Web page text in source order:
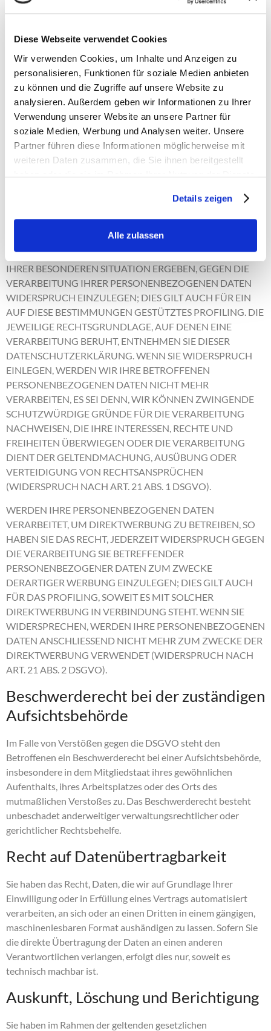
Diese Webseite verwendet Cookies
Wir verwenden Cookies, um Inhalte und Anzeigen zu
personalisieren, Funktionen für soziale Medien anbieten
zu können und die Zugriffe auf unsere Website zu
analysieren. Außerdem geben wir Informationen zu Ihrer
Verwendung unserer Website an unsere Partner für
soziale Medien, Werbung und Analysen weiter. Unsere
Partner führen diese Informationen möglicherweise mit
weiteren Daten zusammen, die Sie ihnen bereitgestellt
haben oder die sie im Rahmen Ihrer Nutzung der Dienste
Details zeigen
Alle zulassen
Widerruf Ihrer Einwilligung zur
Viele Datenverarbeitungsvorgänge sind nur mit Ihrer
ausdrücklichen Einwilligung möglich. Sie können eine bereits
erteilte Einwilligung jederzeit widerrufen. Die Rechtmäßigkeit
der bis zum Widerruf erfolgten Datenverarbeitung bleibt vom
Widerruf unberührt.
Widerspruchsrecht gegen die
Datenerhebung in besonderen Fällen
sowie gegen Direktwerbung (Art. 21
WENN DIE DATENVERARBEITUNG AUF GRUNDLAGE VON
ART. 6 ABS. 1 LIT. E ODER F DSGVO ERFOLGT, HABEN SIE
JEDERZEIT DAS RECHT, AUS GRÜNDEN, DIE SICH AUS
IHRER BESONDEREN SITUATION ERGEBEN, GEGEN DIE
VERARBEITUNG IHRER PERSONENBEZOGENEN DATEN
WIDERSPRUCH EINZULEGEN; DIES GILT AUCH FÜR EIN
AUF DIESE BESTIMMUNGEN GESTÜTZTES PROFILING. DIE
JEWEILIGE RECHTSGRUNDLAGE, AUF DENEN EINE
VERARBEITUNG BERUHT, ENTNEHMEN SIE DIESER
DATENSCHUTZERKLÄRUNG. WENN SIE WIDERSPRUCH
EINLEGEN, WERDEN WIR IHRE BETROFFENEN
PERSONENBEZOGENEN DATEN NICHT MEHR
VERARBEITEN, ES SEI DENN, WIR KÖNNEN ZWINGENDE
SCHUTZWÜRDIGE GRÜNDE FÜR DIE VERARBEITUNG
NACHWEISEN, DIE IHRE INTERESSEN, RECHTE UND
FREIHEITEN ÜBERWIEGEN ODER DIE VERARBEITUNG
DIENT DER GELTENDMACHUNG, AUSÜBUNG ODER
VERTEIDIGUNG VON RECHTSANSPRÜCHEN
(WIDERSPRUCH NACH ART. 21 ABS. 1 DSGVO).
WERDEN IHRE PERSONENBEZOGENEN DATEN
VERARBEITET, UM DIREKTWERBUNG ZU BETREIBEN, SO
HABEN SIE DAS RECHT, JEDERZEIT WIDERSPRUCH GEGEN
DIE VERARBEITUNG SIE BETREFFENDER
PERSONENBEZOGENER DATEN ZUM ZWECKE
DERARTIGER WERBUNG EINZULEGEN; DIES GILT AUCH
FÜR DAS PROFILING, SOWEIT ES MIT SOLCHER
DIREKTWERBUNG IN VERBINDUNG STEHT. WENN SIE
WIDERSPRECHEN, WERDEN IHRE PERSONENBEZOGENEN
DATEN ANSCHLIESSEND NICHT MEHR ZUM ZWECKE DER
DIREKTWERBUNG VERWENDET (WIDERSPRUCH NACH
ART. 21 ABS. 2 DSGVO).
Beschwerde­recht bei der zuständigen
Aufsichts­behörde
Im Falle von Verstößen gegen die DSGVO steht den
Betroffenen ein Beschwerderecht bei einer Aufsichtsbehörde,
insbesondere in dem Mitgliedstaat ihres gewöhnlichen
Aufenthalts, ihres Arbeitsplatzes oder des Orts des
mutmaßlichen Verstoßes zu. Das Beschwerderecht besteht
unbeschadet anderweitiger verwaltungsrechtlicher oder
gerichtlicher Rechtsbehelfe.
Recht auf Daten­übertrag­barkeit
Sie haben das Recht, Daten, die wir auf Grundlage Ihrer
Einwilligung oder in Erfüllung eines Vertrags automatisiert
verarbeiten, an sich oder an einen Dritten in einem gängigen,
maschinenlesbaren Format aushändigen zu lassen. Sofern Sie
die direkte Übertragung der Daten an einen anderen
Verantwortlichen verlangen, erfolgt dies nur, soweit es
technisch machbar ist.
Auskunft, Löschung und Berichtigung
Sie haben im Rahmen der geltenden gesetzlichen